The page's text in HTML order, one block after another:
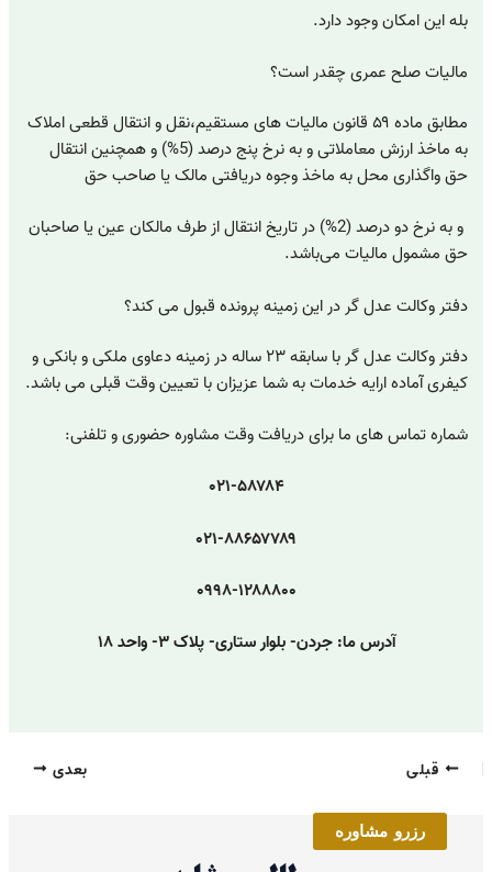
بله این امکان وجود دارد.
مالیات صلح عمری چقدر است؟
مطابق ماده ۵۹ قانون مالیات های مستقیم،نقل و انتقال قطعی املاک
به ماخذ ارزش معاملاتی و به نرخ پنج درصد (5%) و همچنین انتقال
حق واگذاری محل به ماخذ وجوه دریافتی ‌مالک یا صاحب حق
و به نرخ دو درصد (2%) در تاریخ انتقال از طرف مالکان عین یا صاحبان
حق مشمول مالیات می‌باشد.
دفتر وکالت عدل گر در این زمینه پرونده قبول می کند؟
دفتر وکالت عدل گر با سابقه ۲۳ ساله در زمینه دعاوی ملکی و بانکی و
کیفری آماده ارایه خدمات به شما عزیزان با تعیین وقت قبلی می باشد.
شماره تماس های ما برای دریافت وقت مشاوره حضوری و تلفنی:
۰۲۱-۵۸۷۸۴
۰۲۱-۸۸۶۵۷۷۸۹
۰۹۹۸-۱۲۸۸۸۰۰
آدرس ما: جردن- بلوار ستاری- پلاک ۳- واحد ۱۸
قبلی بعدی
رزرو مشاوره